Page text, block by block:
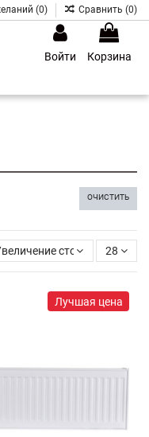
(0) Сравнить (0)
Войти
Корзина
ОЧИСТИТЬ
стоимости
28
Лучшая цена